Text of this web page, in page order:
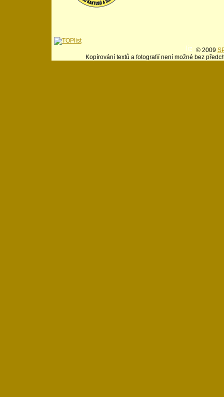
© 2009
Kopírování textů a fotografií není možné bez